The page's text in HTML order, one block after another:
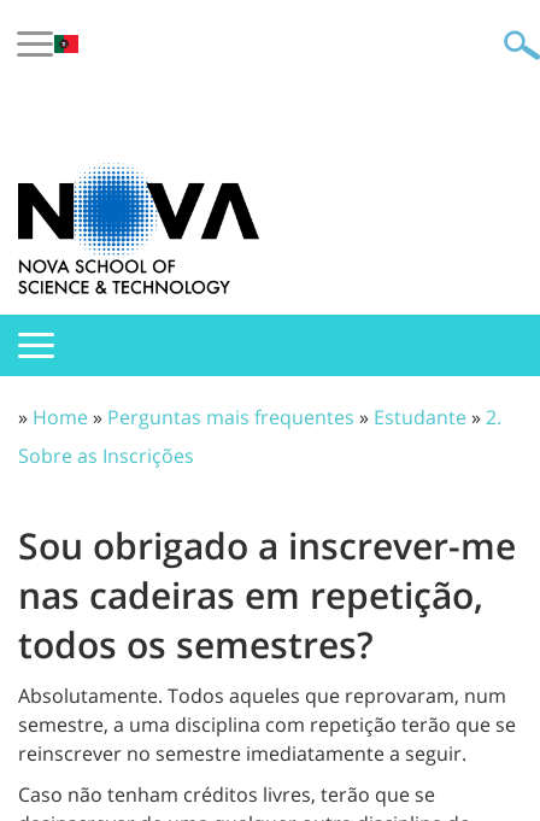
» Home» Perguntas mais frequentes » Estudante»2.
Sobre as Inscrições
Sou obrigado a inscrever-me
nas cadeiras em repetição,
todos os semestres?
Absolutamente. Todos aqueles que reprovaram, num
semestre, a uma disciplina com repetição terão que se
reinscrever no semestre imediatamente a seguir.
Caso não tenham créditos livres, terão que se